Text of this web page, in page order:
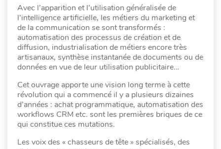
Avec l’apparition et l’utilisation généralisée de
l’intelligence artificielle, les métiers du marketing et
de la communication se sont transformés :
automatisation des processus de création et de
diffusion, industrialisation de métiers encore très
artisanaux, synthèse instantanée de documents ou de
données en vue de leur utilisation publicitaire…
Cet ouvrage apporte une vision long terme à cette
révolution qui a commencé il y a plusieurs dizaines
d’années : achat programmatique, automatisation des
workflows CRM etc. sont les premières briques de ce
qui constitue ces mutations.
Les voix des « chasseurs de tête » spécialisés, des